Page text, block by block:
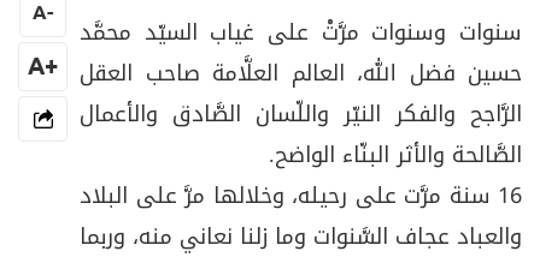
سنوات وسنوات مرَّتْ على غياب السيّد محمَّد
حسين فضل الله، العالم العلَّامة صاحب العقل
الرَّاجح والفكر النيّر واللّسان الصَّادق والأعمال
الصَّالحة والأثر البنّاء الواضح.
16 سنة مرَّت على رحيله، وخلالها مرَّ على البلاد
والعباد عجاف السَّنوات وما زلنا نعاني منه، وربما
-
A
+A